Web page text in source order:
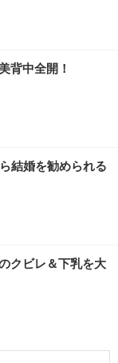
背中全開！
結婚を勧められる
クビレ＆下乳を大